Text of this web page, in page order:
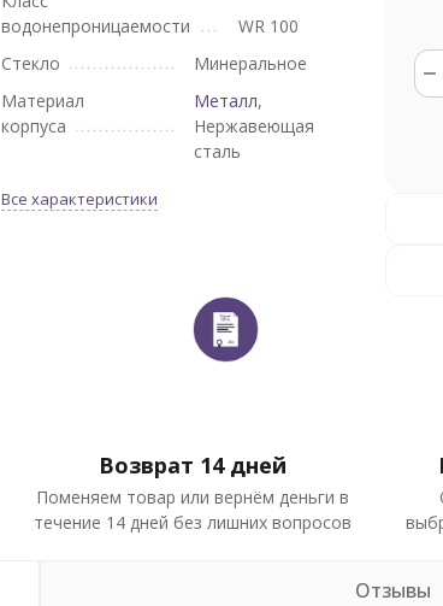
водонепроницаемости
WR 100
Стекло
Минеральное
Материал
корпуса
Металл,
Нержавеющая
сталь
Все характеристики
Возврат 14 дней
Поменяем товар или вернём деньги в
течение 14 дней без лишних вопросов
Отзывы